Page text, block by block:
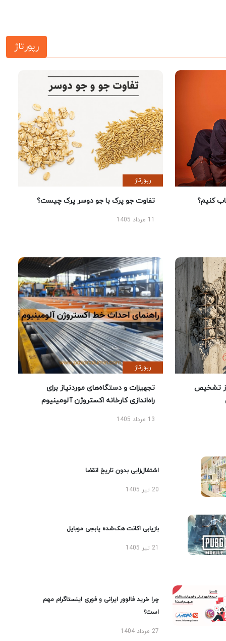
رپورتاژ
کنیم؟
رپورتاژ
تفاوت جو پرک با جو دوسر پرک چیست؟
تشخیص
رپورتاژ
تجهیزات و دستگاه‌های موردنیاز برای
راه‌اندازی کارخانه اکستروژن آلومینیوم
13 مرداد 1405
اشتغال‌زایی بدون تاریخ انقضا
20 تیر 1405
بازیابی اکانت هک‌شده پابجی موبایل
چرا خرید فالوور ایرانی و فوری اینستاگرام مهم
است؟
27 مرداد 1404